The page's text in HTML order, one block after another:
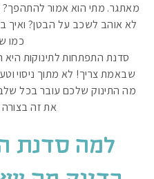
מאתגר. מתי הוא אמור להתהפך?
לא אוהב לשכב על הבטן?
כמו
סדנת התפתחות לתינוקות
שבאמת צריך! לא מתוך ניסוי
מה התינוק שלכם עובר בכל
את זה בצורה
למה סדנת